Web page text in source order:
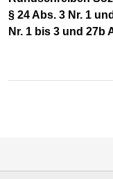
§ 24 Abs. 3 Nr. 1
Nr. 1 bis 3 und 27b